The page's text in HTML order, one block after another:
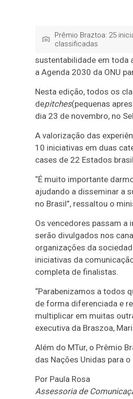
Prêmio Braztoa: 25
classificadas
sustentabilidade em toda
a Agenda 2030 da ONU
Nesta edição, todos os
depitches(pequenas
dia 23 de novembro, no
A valorização das
10 iniciativas em duas
cases de 22 Estados
“É muito importante
ajudando a disseminar a
no Brasil”, ressaltou o
Os vencedores passam a
serão divulgados nos
organizações da
iniciativas da
completa de finalistas.
“Parabenizamos a todos
de forma diferenciada e
multiplicar em muitas
executiva da Braszoa,
Além do MTur, o Prêmio
das Nações Unidas para
Por Paula Rosa
Assessoria de